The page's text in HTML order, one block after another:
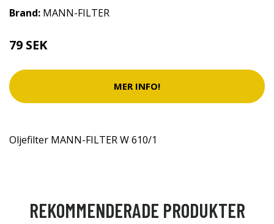
Brand: MANN-FILTER
79 SEK
MER INFO!
Oljefilter MANN-FILTER W 610/1
REKOMMENDERADE PRODUKTER